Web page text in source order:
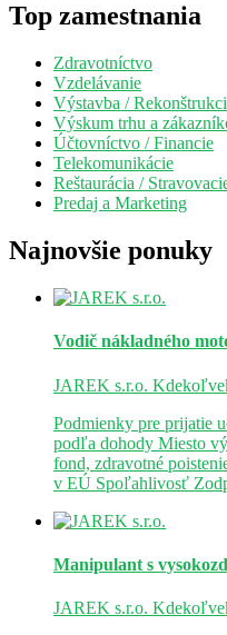
Top zamestnania
Zdravotníctvo
Vzdelávanie
Výstavba /
Výskum trhu a
Účtovníctvo / Financie
Telekomunikácie
Reštaurácia /
Predaj a Marketing
Najnovšie ponuky
Vodič nákladného
JAREK s.r.o.
Podmienky pre prijatie
podľa dohody Miesto
fond, zdravotné
v EÚ Spoľahlivosť
Manipulant s
JAREK s.r.o.